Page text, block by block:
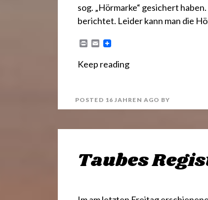
sog. „Hörmarke“ gesichert
berichtet. Leider kann man die
P
n
E
i
Keep reading
POSTED 16 JAHREN AGO BY
Taubes